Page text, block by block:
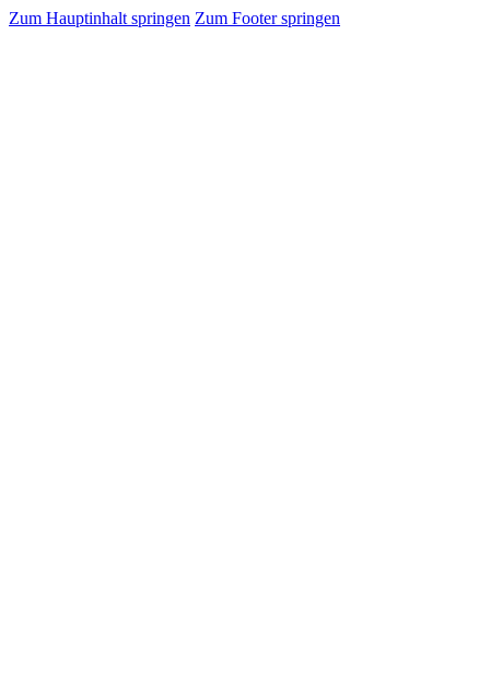
Zum Hauptinhalt springen Zum Footer springen